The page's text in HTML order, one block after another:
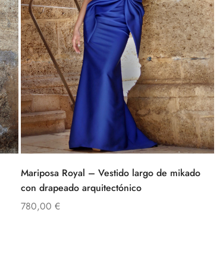
Mariposa Royal – Vestido largo de mikado
con drapeado arquitectónico
780,00 €